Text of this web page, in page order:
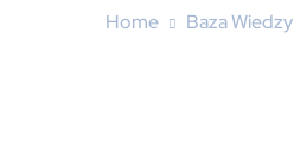
Home Baza Wiedzy